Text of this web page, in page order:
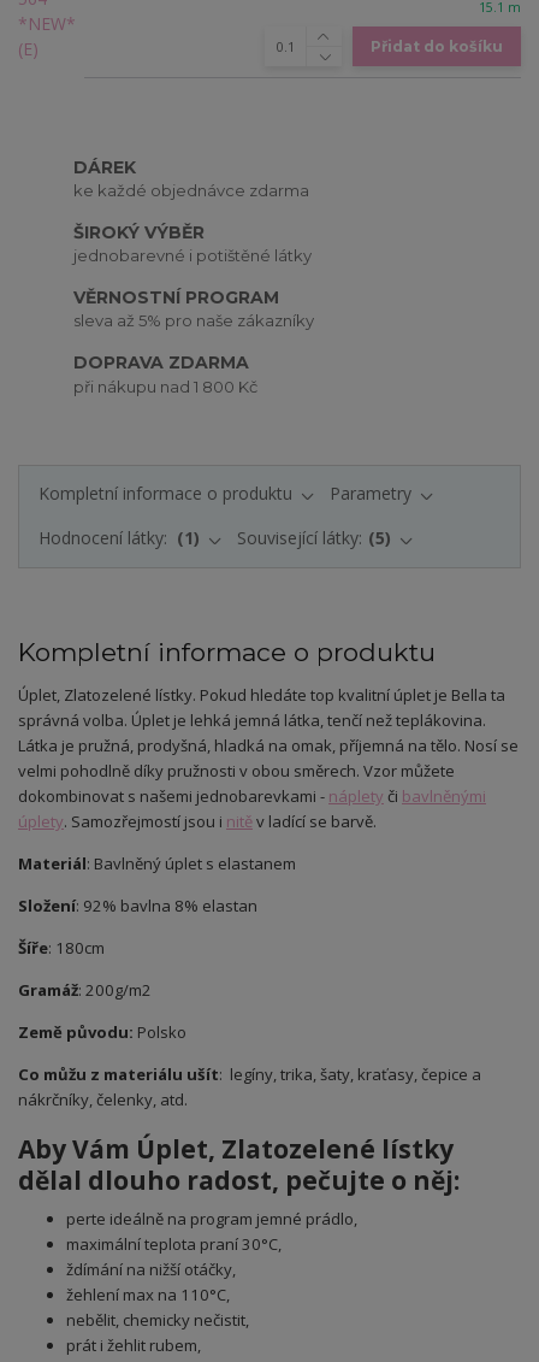
15.1 m
Přidat do košíku
DÁREK
ke každé objednávce zdarma
ŠIROKÝ VÝBĚR
jednobarevné i potištěné látky
VĚRNOSTNÍ PROGRAM
sleva až 5% pro naše zákazníky
DOPRAVA ZDARMA
při nákupu nad 1 800 Kč
Kompletní informace o produktu
Parametry
Hodnocení látky:
1 Související látky: 5
Kompletní informace o produktu
Úplet, Zlatozelené lístky. Pokud hledáte top kvalitní úplet je Bella ta
správná volba. Úplet je lehká jemná látka, tenčí než teplákovina.
Látka je pružná, prodyšná, hladká na omak, příjemná na tělo. Nosí se
velmi pohodlně díky pružnosti v obou směrech. Vzor můžete
dokombinovat s našemi jednobarevkami - náplety či bavlněnými
úplety. Samozřejmostí jsou i nitěv ladící se barvě.
Materiál: Bavlněný úplet s elastanem
Složení: 92% bavlna 8% elastan
Šíře: 180cm
Gramáž: 200g/m2
Země původu: Polsko
Co můžu z materiálu ušít: legíny, trika, šaty, kraťasy, čepice a
nákrčníky, čelenky, atd.
Aby Vám Úplet, Zlatozelené lístky
dělal dlouho radost, pečujte o něj:
perte ideálně na program jemné prádlo,
maximální teplota praní 30°C,
ždímání na nižší otáčky,
žehlení max na 110°C,
nebělit, chemicky nečistit,
prát i žehlit rubem,